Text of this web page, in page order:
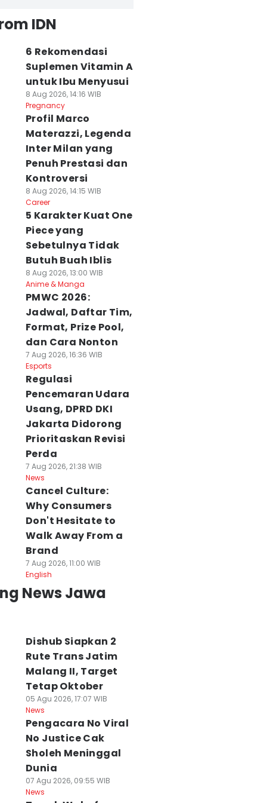
IDN
6 Rekomendasi
Suplemen Vitamin A
untuk Ibu Menyusui
8 Aug 2026, 14:16 WIB
Pregnancy
Profil Marco
Materazzi, Legenda
Inter Milan yang
Penuh Prestasi dan
Kontroversi
8 Aug 2026, 14:15 WIB
Career
5 Karakter Kuat One
Piece yang
Sebetulnya Tidak
Butuh Buah Iblis
8 Aug 2026, 13:00 WIB
Anime & Manga
PMWC 2026:
Jadwal, Daftar Tim,
Format, Prize Pool,
dan Cara Nonton
7 Aug 2026, 16:36 WIB
Esports
Regulasi
Pencemaran Udara
Usang, DPRD DKI
Jakarta Didorong
Prioritaskan Revisi
Perda
7 Aug 2026, 21:38 WIB
News
Cancel Culture:
Why Consumers
Don't Hesitate to
Walk Away From a
Brand
7 Aug 2026, 11:00 WIB
English
News Jawa
Dishub Siapkan 2
Rute Trans Jatim
Malang II, Target
Tetap Oktober
05 Agu 2026, 17:07 WIB
News
Pengacara No Viral
No Justice Cak
Sholeh Meninggal
Dunia
07 Agu 2026, 09:55 WIB
News